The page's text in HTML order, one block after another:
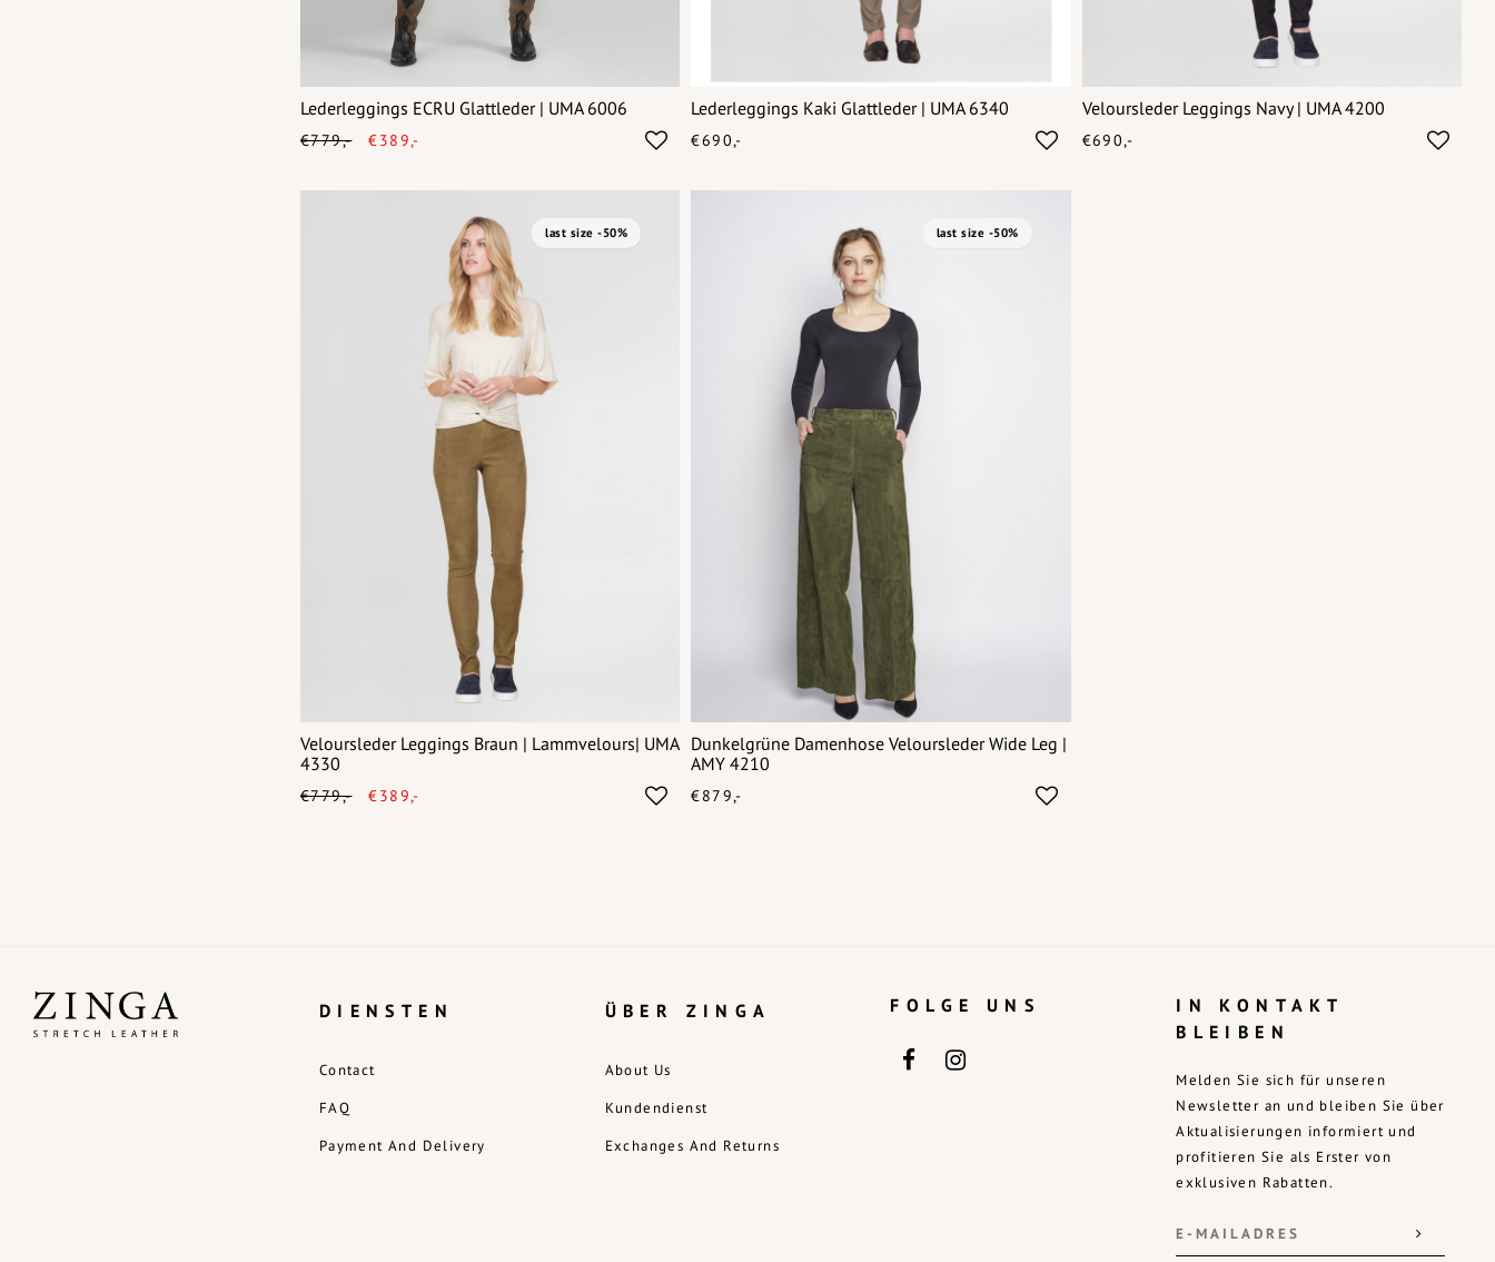
Lederleggings ECRU Glattleder | UMA 6006
€779,- €389,-
Lederleggings Kaki Glattleder | UMA 6340
€690,-
Veloursleder Leggings Navy | UMA 4200
€690,-
Veloursleder Leggings Braun | Lammvelours| UMA
4330
€779,- €389,-
last size -50%
Dunkelgrüne Damenhose Veloursleder Wide Leg |
AMY 4210
€879,-
last size -50%
DIENSTEN
Contact
FAQ
Payment And Delivery
ÜBER ZINGA
About Us
Kundendienst
Exchanges And Returns
FOLGE UNS
IN KONTAKT
BLEIBEN
Melden Sie sich für unseren
Newsletter an und bleiben Sie über
Aktualisierungen informiert und
profitieren Sie als Erster von
exklusiven Rabatten.